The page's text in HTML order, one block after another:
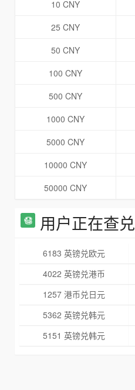
10 CNY
25 CNY
50 CNY
100 CNY
500 CNY
1000 CNY
5000 CNY
10000 CNY
50000 CNY
用户正在查兑
6183 英镑兑欧元
4022 英镑兑港币
1257 港币兑日元
5362 英镑兑韩元
5151 英镑兑韩元